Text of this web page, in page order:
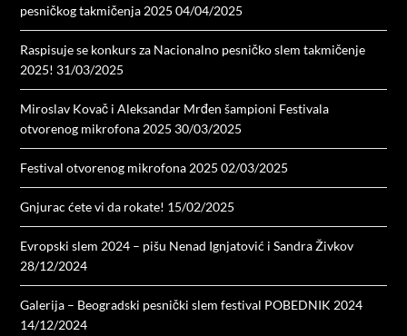
pesničkog takmičenja 2025 04/04/2025
Raspisuje se konkurs za Nacionalno pesničko slem takmičenje
2025! 31/03/2025
Miroslav Kovač i Aleksandar Mrđen šampioni Festivala
otvorenog mikrofona 2025 30/03/2025
Festival otvorenog mikrofona 2025 02/03/2025
Gnjurac ćete vi da rokate! 15/02/2025
Evropski slem 2024 – pišu Nenad Ignjatović i Sandra Živkov
28/12/2024
Galerija – Beogradski pesnički slem festival POBEDNIK 2024
14/12/2024